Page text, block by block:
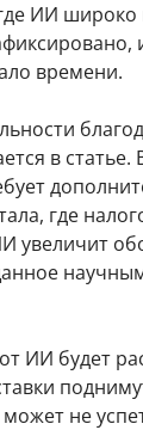
ИИ
времени.
в статье.
где
увеличит
ИИ будет
не